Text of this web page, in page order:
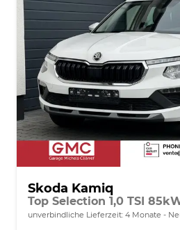
Skoda Kamiq
Top Selection 1,0 TSI
unverbindliche Lieferzeit: 4 Monate